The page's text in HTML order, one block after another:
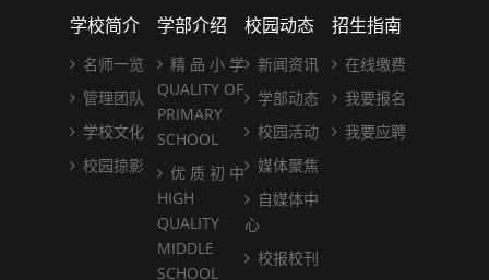
学校简介
名师一览
管理团队
学校文化
校园掠影
学部介绍
精 品 小 学
QUALITY OF
PRIMARY
SCHOOL
优 质 初 中
HIGH
QUALITY
MIDDLE
SCHOOL
校园动态
新闻资讯
学部动态
校园活动
媒体聚焦
自媒体中
心
校报校刊
招生指南
在线缴费
我要报名
我要应聘